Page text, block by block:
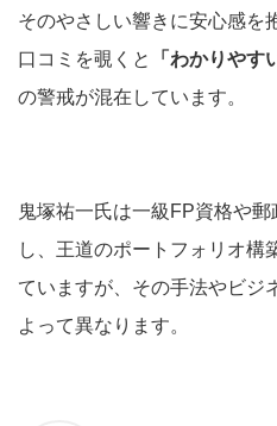
そのやさしい響きに安心感を
口コミを覗くと
「わかりやす
の警戒が混在しています。
鬼塚祐一氏は一級FP資格や
し、王道のポートフォリオ構
ていますが、その手法やビジ
よって異なります。